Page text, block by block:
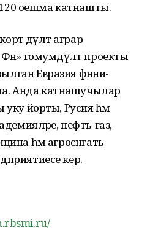
120 оешма катнашты.
дәүләт аграр
гомумдәүләт проекты
Евразия фәнни-
Анда катнашучылар
йорты, Русия һәм
нефть-газ,
һәм агросәнәгать
керә.